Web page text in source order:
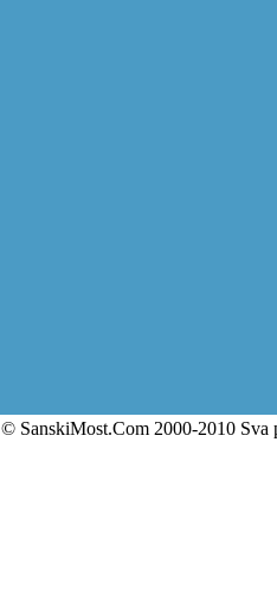
© SanskiMost.Com 2000-2010